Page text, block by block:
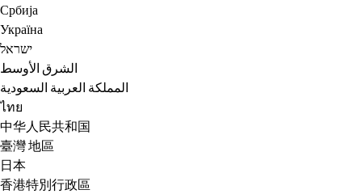
Србија
Україна
ישראל
الشرق الأوسط
المملكة العربية السعودية
ไทย
中华人民共和国
臺灣 地區
日本
香港特別行政區